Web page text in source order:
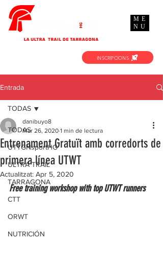
INSCRIPCIONS
ME
NU
Entrada
TODAS
UTTGNsportHG
ULTRA TRAIL
TARRAGONA
CTT
ORWT
NUTRICIÓN
TODAS
Entrenament Gratuït amb corredorts de
primera línea UTWT
danibuyo8
Mar 26, 2020 1 min de lectura
Actualitzat: Apr 5, 2020
Free training workshop with top UTWT runners